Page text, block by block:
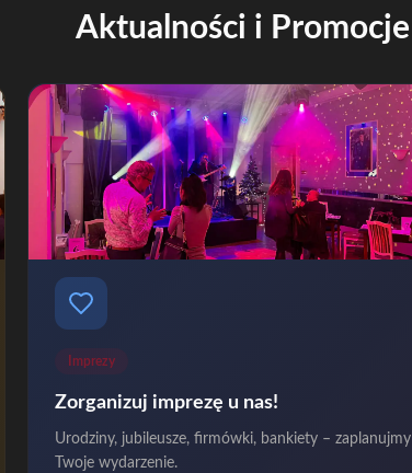
Aktualności i Promocje
Imprezy
Zorganizuj imprezę u nas!
Urodziny, jubileusze, firmówki, bankiety – zaplanujmy
Twoje wydarzenie.